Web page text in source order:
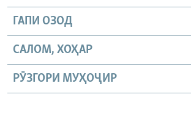
ГАПИ ОЗОД
САЛОМ, ХОҲАР
РӮЗГОРИ МУҲОҶИР